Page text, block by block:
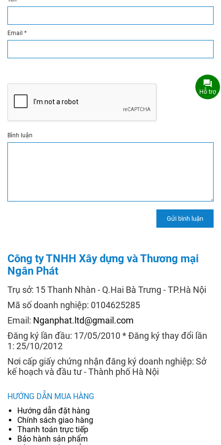
Email *
Bình luận
Công ty TNHH Xây dựng và Thương mại
Ngân Phát
Trụ sở: 15 Thanh Nhàn - Q.Hai Bà Trưng - TP.Hà Nội
Mã số doanh nghiệp: 0104625285
Email: Nganphat.ltd@gmail.com
Đăng ký lần đầu: 17/05/2010 * Đăng ký thay đổi lần
1: 25/10/2012
Nơi cấp giấy chứng nhận đăng ký doanh nghiệp: Sở
kế hoạch và đầu tư - Thành phố Hà Nội
HƯỚNG DẪN MUA HÀNG
Hướng dẫn đặt hàng
Chính sách giao hàng
Thanh toán trực tiếp
Bảo hành sản phẩm
Hỗ trợ